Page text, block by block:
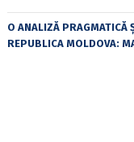
O ANALIZĂ PRAGMATICĂ
REPUBLICA MOLDOVA: